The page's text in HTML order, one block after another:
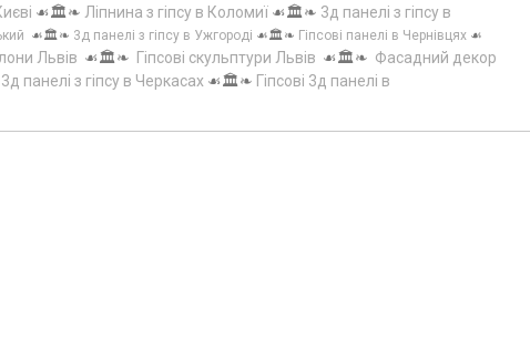
☙🏛️❧ Ліпнина з гіпсу в Коломиї ☙🏛️❧ 3д панелі з гіпсу в
☙🏛️❧ 3д панелі з гіпсу в Ужгороді ☙🏛️❧ Гіпсові панелі в Чернівцях ☙
Львів ☙🏛️❧ Гіпсові скульптури Львів ☙🏛️❧ Фасадний декор
3д панелі з гіпсу в Черкасах ☙🏛️❧ Гіпсові 3д панелі в